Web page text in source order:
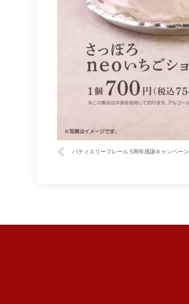
パティスリーフレール 5周年感謝キャンペーン